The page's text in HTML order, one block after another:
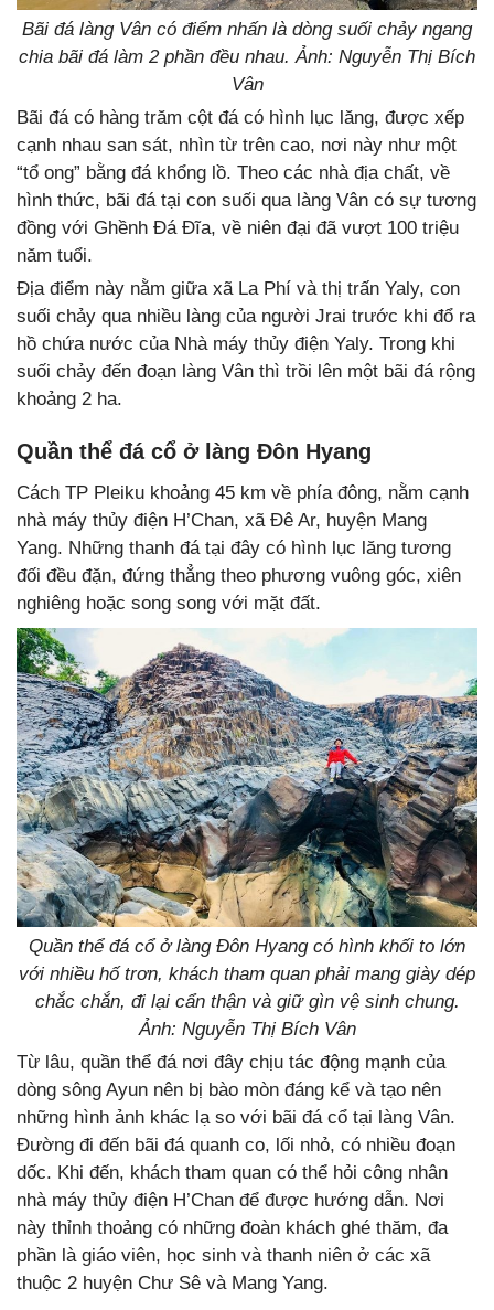
Bãi đá làng Vân có điểm nhấn là dòng suối chảy ngang
chia bãi đá làm 2 phần đều nhau. Ảnh: Nguyễn Thị Bích
Vân
Bãi đá có hàng trăm cột đá có hình lục lăng, được xếp
cạnh nhau san sát, nhìn từ trên cao, nơi này như một
“tổ ong” bằng đá khổng lồ. Theo các nhà địa chất, về
hình thức, bãi đá tại con suối qua làng Vân có sự tương
đồng với Ghềnh Đá Đĩa, về niên đại đã vượt 100 triệu
năm tuổi.
Địa điểm này nằm giữa xã La Phí và thị trấn Yaly, con
suối chảy qua nhiều làng của người Jrai trước khi đổ ra
hồ chứa nước của Nhà máy thủy điện Yaly. Trong khi
suối chảy đến đoạn làng Vân thì trồi lên một bãi đá rộng
khoảng 2 ha.
Quần thể đá cổ ở làng Đôn Hyang
Cách TP Pleiku khoảng 45 km về phía đông, nằm cạnh
nhà máy thủy điện H’Chan, xã Đê Ar, huyện Mang
Yang. Những thanh đá tại đây có hình lục lăng tương
đối đều đặn, đứng thẳng theo phương vuông góc, xiên
nghiêng hoặc song song với mặt đất.
Quần thể đá cổ ở làng Đôn Hyang có hình khối to lớn
với nhiều hố trơn, khách tham quan phải mang giày dép
chắc chắn, đi lại cẩn thận và giữ gìn vệ sinh chung.
Ảnh: Nguyễn Thị Bích Vân
Từ lâu, quần thể đá nơi đây chịu tác động mạnh của
dòng sông Ayun nên bị bào mòn đáng kể và tạo nên
những hình ảnh khác lạ so với bãi đá cổ tại làng Vân.
Đường đi đến bãi đá quanh co, lối nhỏ, có nhiều đoạn
dốc. Khi đến, khách tham quan có thể hỏi công nhân
nhà máy thủy điện H’Chan để được hướng dẫn. Nơi
này thỉnh thoảng có những đoàn khách ghé thăm, đa
phần là giáo viên, học sinh và thanh niên ở các xã
thuộc 2 huyện Chư Sê và Mang Yang.